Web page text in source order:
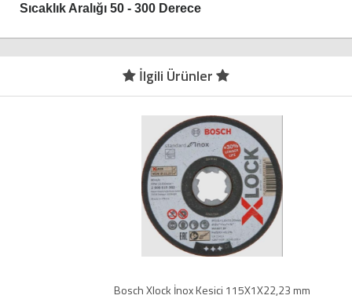
Sıcaklık Aralığı 50 - 300 Derece
İlgili Ürünler
Bosch Xlock İnox Kesici 115X1X22,23 mm